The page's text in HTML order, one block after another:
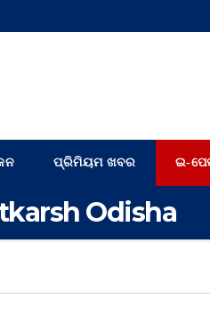
ପ୍ରିମିୟମ ଖବର ଇ-
Odisha